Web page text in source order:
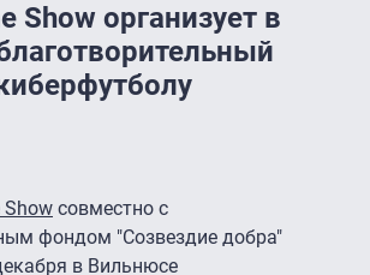
Show организует в
Show совместно с
фондом "Созвездие добра"
в Вильнюсе